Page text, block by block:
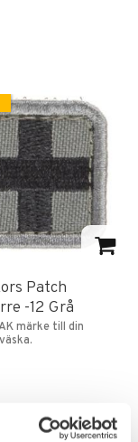
i favoriter
Patch
-12 Grå
märke till din